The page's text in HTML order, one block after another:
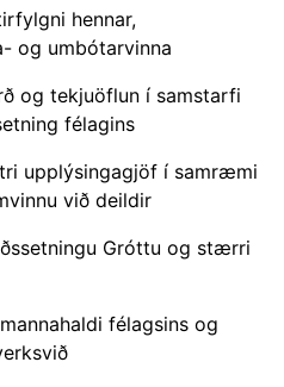
hennar,
og umbótarvinna
tekjuöflun í samstarfi
félagins
í samræmi
við deildir
Gróttu og stærri
félagsins og